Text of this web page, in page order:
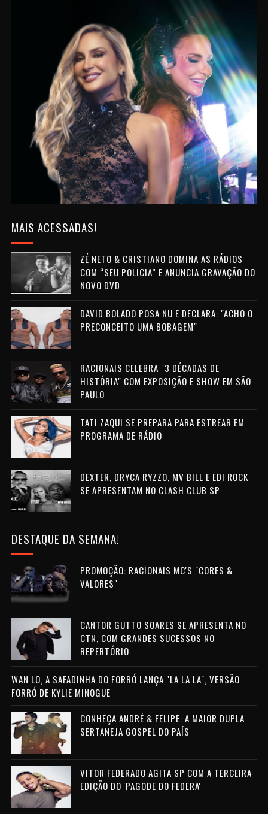
MAIS ACESSADAS!
ZÉ NETO & CRISTIANO DOMINA AS RÁDIOS
COM “SEU POLÍCIA” E ANUNCIA GRAVAÇÃO DO
NOVO DVD
DAVID BOLADO POSA NU E DECLARA: "ACHO O
PRECONCEITO UMA BOBAGEM"
RACIONAIS CELEBRA "3 DÉCADAS DE
HISTÓRIA" COM EXPOSIÇÃO E SHOW EM SÃO
PAULO
TATI ZAQUI SE PREPARA PARA ESTREAR EM
PROGRAMA DE RÁDIO
DEXTER, DRYCA RYZZO, MV BILL E EDI ROCK
SE APRESENTAM NO CLASH CLUB SP
DESTAQUE DA SEMANA!
PROMOÇÃO: RACIONAIS MC'S "CORES &
VALORES"
CANTOR GUTTO SOARES SE APRESENTA NO
CTN, COM GRANDES SUCESSOS NO
REPERTÓRIO
WAN LO, A SAFADINHA DO FORRÓ LANÇA "LA LA LA", VERSÃO
FORRÓ DE KYLIE MINOGUE
CONHEÇA ANDRÉ & FELIPE: A MAIOR DUPLA
SERTANEJA GOSPEL DO PAÍS
VITOR FEDERADO AGITA SP COM A TERCEIRA
EDIÇÃO DO 'PAGODE DO FEDERA'